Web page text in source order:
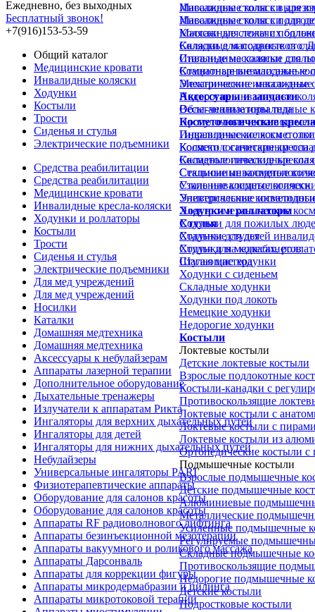
Ежедневно, без выходных
Бесплатный звонок!
+7(916)153-53-59
Общий каталог
Медицинские кровати
Инвалидные коляски
Ходунки
Костыли
Трости
Сиденья и стулья
Электрические подъемники
Средства реабилитации
Средства реабилитации
Медицинские кровати
Инвалидные кресла-коляски
Ходунки и роллаторы
Костыли
Трости
Сиденья и стулья
Электрические подъемники
Для мед учреждений
Для мед учреждений
Носилки
Каталки
Домашняя медтехника
Домашняя медтехника
Аксессуары к небулайзерам
Аппараты лазерной терапии
Дополнительное оборудование
Дыхательные тренажеры
Излучатели к аппаратам Рикта
Ингаляторы для верхних дыхательных путей
Ингаляторы для детей
Ингаляторы для нижних дыхательных путей
Небулайзеры
Универсальные ингаляторы PARI
Физиотерапевтические аппараты
Оборудование для салонов красоты
Оборудование для салонов красоты
Аппараты RF радиоволнового лифтинга
Аппараты безинъекционной мезотерапии
Аппараты вакуумного и роликового массажа
Аппараты Дарсонваль
Аппараты для коррекции фигуры
Аппараты микродермабразии и пилинга
Аппараты микротоковой терапии
Инвалидные коляски для
Инвалидные коляски для
Коляски для лежачих
Коляски для подростков с
Инвалидные коляски для
Комнатные инвалидные
Механические инвалидные
Недорогие инвалидные
Облегченные инвалидные
Прогулочные инвалидные
Инвалидные коляски с
Коляски с санитарным
Складные инвалидные
Стальные инвалидные
Узкие инвалидные коляски
Универсальные
Ходунки и роллаторы
Ходунки для пожилых
Ходунки для детей
Ходунки на колесах,
Шагающие ходунки
Ходунки с сиденьем
Складные ходунки
Ходунки под локоть
Немецкие ходунки
Недорогие ходунки
Костыли
Локтевые костыли
Детские локтевые костыли
Взрослые подлокотные
Костыли-канадки с
Противоскользящие
Локтевые костыли с
Локтевые костыли с
Локтевые костыли из
Ортопедические костыли с
Подмышечные костыли
Взрослые подмышечные
Детские подмышечные
Алюминиевые
Металлические
Усиленные подмышечные
Регулируемые
Складные подмышечные
Противоскользящие
Недорогие подмышечные
Детские костыли
Подростковые костыли
Массажные столы с
Массажные столы с
Массажные столы с
Складные массажные столы
Стальные массажные столы
Стационарные массажные
Электрические массажные
Аксессуары и запчасти
Весы-анализаторы тела
Косметологические кресла
Гидравлические
Косметологические кресла
Косметологические кресла
Секционные
Стальные
Электрические
Электро-механические
Стулья
Стальные стулья
Стулья для медкабинетов
Стулья мастера